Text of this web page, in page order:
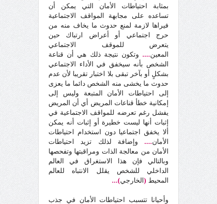
بمثابة احتياطات الأمان التي يمكن أن
تساعده على مجابهة المواقف الاجتماعية
فيراها لازمة لمنع حدوث ما يخاف منه من
حرج اجتماعي أو أعراض ارتباك حين
يتعرض للموقف الاجتماعي
المعين.... وتكون نتيجة ذلك هي أن قناعة
الشخص بأنه سيخفق في الأداء الاجتماعي
بشكلٍ أو بآخر تبقى بلا اختبار تقريبا لأن عدم
حدوث ما يخشى منه الشخص دائما ما يعزى
إلى احتياطات الأمان المتبعة وليس إلى
إمكانية خطأ قناعات المريض أي أن المريض
يفشل رغم تعرضه للمواقف الاجتماعية في
إثبات أنها ليست خطيرة أو إثبات أنه يمكن
ألا يخفق اجتماعيا دون استخدام احتياطات
الأمان.... وإضافة لذلك تزيد احتياطات
الأمان من معالجة الذات ومراقبتها وتفحصها
وبالتالي فإن هذا الاستغراق في العالم
الداخلي للشخص يقلل الانتباه للعالم
المحيط (الخارجي)...
وأحيانا تتسبب احتياطات الأمان في جذب